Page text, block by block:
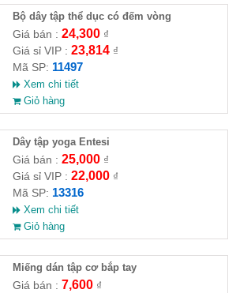
Bộ dây tập thể dục có đếm vòng
Giá bán : 24,300₫
Giá sỉ VIP : 23,814₫
Mã SP: 11497
Xem chi tiết
Giỏ hàng
Dây tập yoga Entesi
Giá bán : 25,000₫
Giá sỉ VIP : 22,000₫
Mã SP: 13316
Xem chi tiết
Giỏ hàng
Miếng dán tập cơ bắp tay
Giá bán : 7,600₫